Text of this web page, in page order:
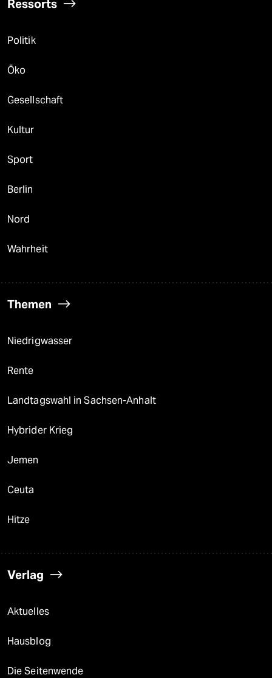
Ressorts
Politik
Öko
Gesellschaft
Kultur
Sport
Berlin
Nord
Wahrheit
Themen
Niedrigwasser
Rente
Landtagswahl in Sachsen-Anhalt
Hybrider Krieg
Jemen
Ceuta
Hitze
Verlag
Aktuelles
Hausblog
Die Seitenwende